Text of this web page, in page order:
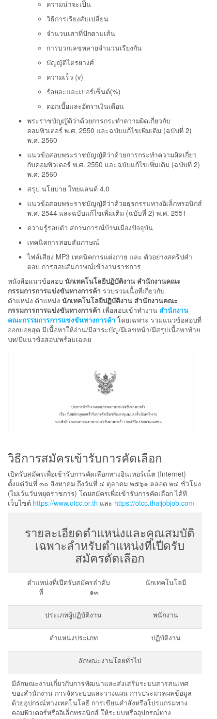
ความน่าจะเป็น
วิธีการเรียงสับเปลี่ยน
จำนวนเสาที่ปักตามเส้น
การบวกเลขหลายจำนวนเรียงกัน
บัญญัติไตรยางศ์
ความเร็ว (v)
ร้อยละและเปอร์เซ็นต์(%)
ดอกเบี้ยและอัตราเงินเดือน
พระราชบัญญัติว่าด้วยการกระทำความผิดเกี่ยวกับ
คอมพิวเตอร์ พ.ศ. 2550 และฉบับแก้ไขเพิ่มเติม (ฉบับที่ 2)
พ.ศ. 2560
แนวข้อสอบพระราชบัญญัติว่าด้วยการกระทำความผิดเกี่ยว
กับคอมพิวเตอร์ พ.ศ. 2550 และฉบับแก้ไขเพิ่มเติม (ฉบับที่ 2)
พ.ศ. 2560
สรุป นโยบาย ไทยแลนด์ 4.0
แนวข้อสอบพระราชบัญญัติว่าด้วยธุรกรรมทางอิเล็กทรอนิกส์
พ.ศ. 2544 และฉบับแก้ไขเพิ่มเติม (ฉบับที่ 2) พ.ศ. 2551
ความรู้รอบตัว สถานการณ์บ้านเมืองปัจจุบัน
เทคนิคการสอบสัมภาษณ์
ไฟล์เสียง MP3 เทคนิคการแต่งกาย และ ตัวอย่างสคริปคำ
ตอบ การสอบสัมภาษณ์เข้างานราชการ
หนังสือแนวข้อสอบ นักเทคโนโลยีปฏิบัติงาน สำนักงานคณะ
กรรมการการแข่งขันทางการค้า รวบรวมเนื้อที่เกี่ยวกับ
ตำแหน่ง ตำแหน่ง นักเทคโนโลยีปฏิบัติงาน สำนักงานคณะ
กรรมการการแข่งขันทางการค้า เพื่อสอบเข้าทำงาน สำนักงาน
คณะกรรมการการแข่งขันทางการค้า โดยเฉพาะ รวมแนวข้อสอบที่
ออกบ่อยสุด มีเนื้อหาให้อ่าน/มีสาระบัญ/มีเลขหน้า/มีสรุปเนื้อหาท้าย
บท/มีแนวข้อสอบ/พร้อมเฉลย
วิธีการสมัครเข้ารับการคัดเลือก
เปิดรับสมัครเพื่อเข้ารับการคัดเลือกทางอินเทอร์เน็ต (Internet)
ตั้งแต่วันที่ ๓๐ สิงหาคม ถึงวันที่ ๔ ตุลาคม ๒๕๖๑ ตลอด ๒๔ ชั่วโมง
(ไม่เว้นวันหยุดราชการ) โดยสมัครเพื่อเข้ารับการคัดเลือก ได้ที
เว็บไซต์ https://www.otcc.or.th และ https://otcc.thaijobjob.com
รายละเอียดตำแหน่งและคุณสมบัติ
เฉพาะลำหรับตำแหน่งที่เปีดรับ
สมัครดัดเลือก
ตำแหน่งที่เปีดรับสมัครลำดับ
ที่ ๑๓
นักเทคโนโลยี
ประเภทผู้ปฏิบัติงาน พนักงาน
ตำแหน่งประเภท ปฏิบัติงาน
ลักษณะงานโดยทั่วไป
มีลักษณะงานเกี่ยวกับการพัฒนาและส่งเสริมระบบสารสนเทศ
ของสำนักงาน การจัดระบบและวางแผน การประมวลผลข้อมูล
ด้วยอุปกรณ์ทางเทคโนโลยี การเขียนคำสั่งหรือโปรแกรมทาง
คอมพิวเตอร์หรืออิเล็กทรอนิกส์ ให้ระบบหรืออุปกรณ์ทาง